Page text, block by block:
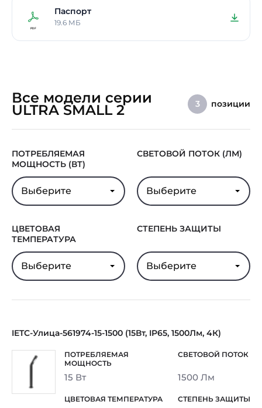
Паспорт
19.6 МБ
Все модели серии
ULTRA SMALL 2 3 позиции
ПОТРЕБЛЯЕМАЯ
МОЩНОСТЬ (ВТ)
Выберите
СВЕТОВОЙ ПОТОК (ЛМ)
Выберите
ЦВЕТОВАЯ
ТЕМПЕРАТУРА
Выберите
СТЕПЕНЬ ЗАЩИТЫ
Выберите
IETC-Улица-561974-15-1500 (15Вт, IP65, 1500Лм, 4К)
15 Вт 1500 Лм